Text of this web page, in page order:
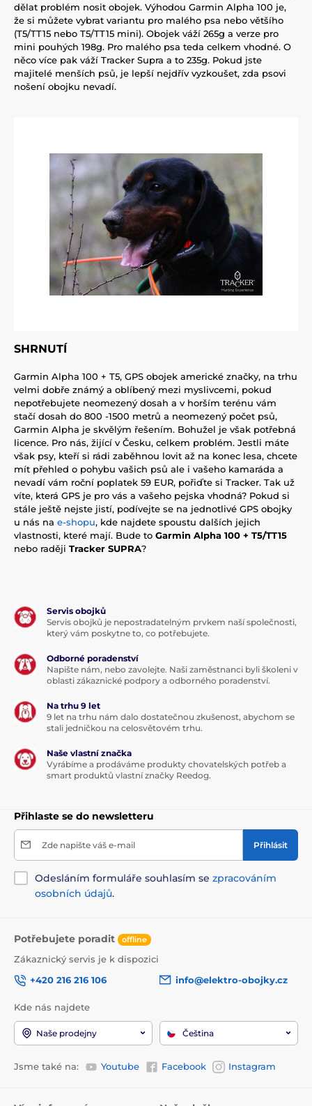
dělat problém nosit obojek. Výhodou Garmin Alpha 100 je,
že si můžete vybrat variantu pro malého psa nebo většího
(T5/TT15 nebo T5/TT15 mini). Obojek váží 265g a verze pro
mini pouhých 198g. Pro malého psa teda celkem vhodné. O
něco více pak váží Tracker Supra a to 235g. Pokud jste
majitelé menších psů, je lepší nejdřív vyzkoušet, zda psovi
nošení obojku nevadí.
SHRNUTÍ
Garmin Alpha 100 + T5, GPS obojek americké značky, na trhu
velmi dobře známý a oblíbený mezi myslivcemi, pokud
nepotřebujete neomezený dosah a v horším terénu vám
stačí dosah do 800 -1500 metrů a neomezený počet psů,
Garmin Alpha je skvělým řešením. Bohužel je však potřebná
licence. Pro nás, žijící v Česku, celkem problém. Jestli máte
však psy, kteří si rádi zaběhnou lovit až na konec lesa, chcete
mít přehled o pohybu vašich psů ale i vašeho kamaráda a
nevadí vám roční poplatek 59 EUR, pořiďte si Tracker. Tak už
víte, která GPS je pro vás a vašeho pejska vhodná? Pokud si
stále ještě nejste jistí, podívejte se na jednotlivé GPS obojky
u nás na e-shopu, kde najdete spoustu dalších jejich
vlastnosti, které mají. Bude to Garmin Alpha 100 + T5/TT15
nebo raději Tracker SUPRA?
Servis obojků
Servis obojků je nepostradatelným prvkem naší společnosti,
který vám poskytne to, co potřebujete.
Odborné poradenství
Napište nám, nebo zavolejte. Naši zaměstnanci byli školeni v
oblasti zákaznické podpory a odborného poradenství.
Na trhu 9 let
9 let na trhu nám dalo dostatečnou zkušenost, abychom se
stali jedničkou na celosvětovém trhu.
Naše vlastní značka
Vyrábíme a prodáváme produkty chovatelských potřeb a
smart produktů vlastní značky Reedog.
Přihlaste se do newsletteru
Zde napište váš e-mail Přihlásit
Odesláním formuláře souhlasím se zpracováním
osobních údajů.
Potřebujete poradit offline
Zákaznický servis je k dispozici
+420 216 216 106
info@elektro-obojky.cz
Kde nás najdete
Naše prodejny Čeština
Jsme také na: Youtube Facebook Instagram